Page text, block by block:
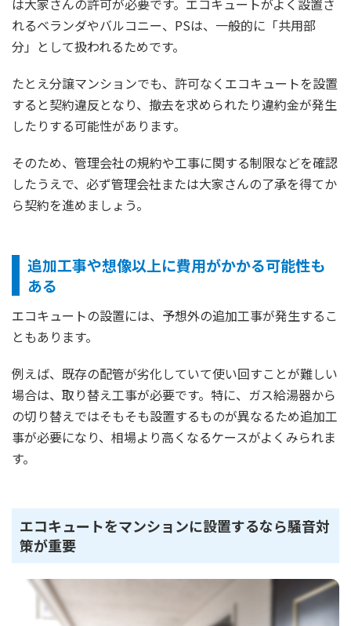
は大家さんの許可が必要です。エコキュートがよく設置さ
れるベランダやバルコニー、PSは、一般的に「共用部
分」として扱われるためです。
たとえ分譲マンションでも、許可なくエコキュートを設置
すると契約違反となり、撤去を求められたり違約金が発生
したりする可能性があります。
そのため、管理会社の規約や工事に関する制限などを確認
したうえで、必ず管理会社または大家さんの了承を得てか
ら契約を進めましょう。
追加工事や想像以上に費用がかかる可能性も
ある
エコキュートの設置には、予想外の追加工事が発生するこ
ともあります。
例えば、既存の配管が劣化していて使い回すことが難しい
場合は、取り替え工事が必要です。特に、ガス給湯器から
の切り替えではそもそも設置するものが異なるため追加工
事が必要になり、相場より高くなるケースがよくみられま
す。
エコキュートをマンションに設置するなら騒音対
策が重要